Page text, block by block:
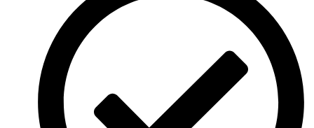
Profesjonelle tjenester
Advokater